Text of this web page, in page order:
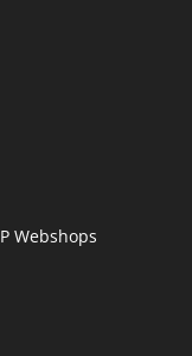
Webshops